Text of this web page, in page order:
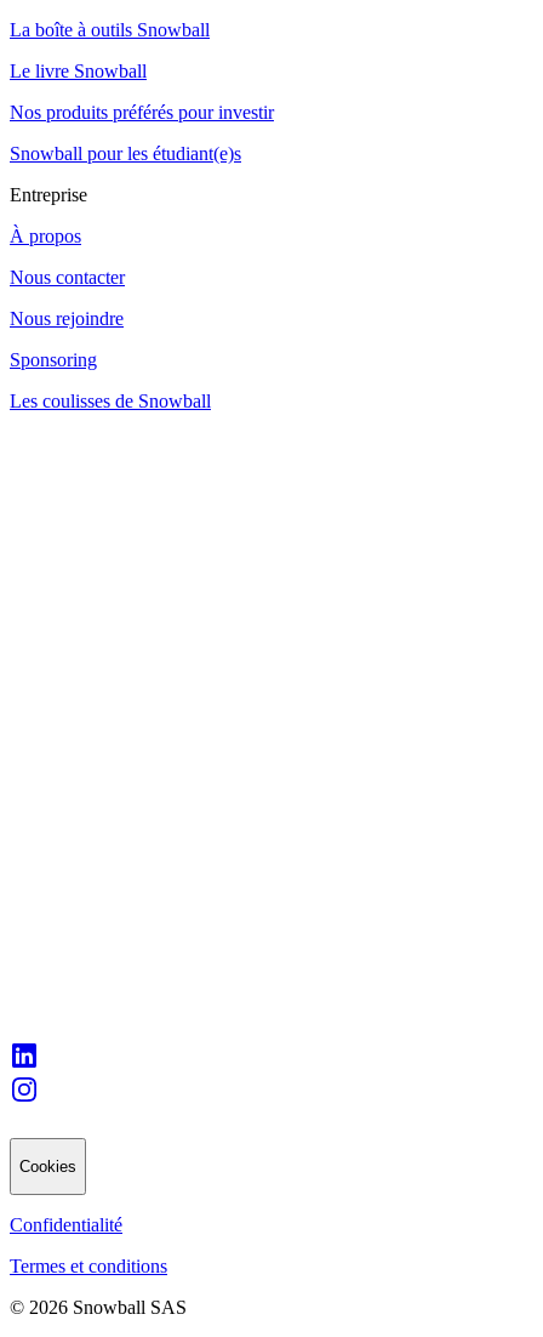
La boîte à outils Snowball
Le livre Snowball
Nos produits préférés pour investir
Snowball pour les étudiant(e)s
Entreprise
À propos
Nous contacter
Nous rejoindre
Sponsoring
Les coulisses de Snowball
Cookies
Confidentialité
Termes et conditions
© 2026 Snowball SAS